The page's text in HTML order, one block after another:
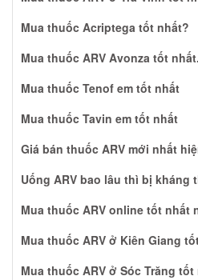
Mua thuốc Acriptega tốt nhất?
Mua thuốc ARV Avonza tốt nhất.
Mua thuốc Tenof em tốt nhất
Mua thuốc Tavin em tốt nhất
Giá bán thuốc ARV mới nhất
Uống ARV bao lâu thì bị kháng
Mua thuốc ARV online tốt nhất
Mua thuốc ARV ở Kiên Giang
Mua thuốc ARV ở Sóc Trăng tốt